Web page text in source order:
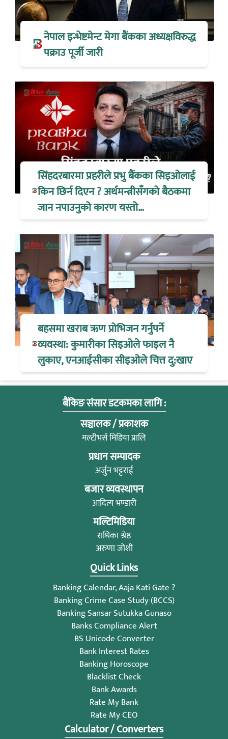
नेपाल इन्भेष्टमेन्ट मेगा बैंकका अध्यक्षविरुद्ध
पक्राउ पूर्जी जारी
सिंहदरबारमा प्रहरीले प्रभु बैंकका सिइओलाई
किन छिर्न दिएन ? अर्थमन्त्रीसँगको बैठकमा
जान नपाउनुको कारण यस्तो…
बहसमा खराब ऋण प्रोभिजन गर्नुपर्ने
व्यवस्था: कुमारीका सिइओले फाइल नै
लुकाए, एनआईसीका सीइओले चित्त दु:खाए
बैंकिङ संसार डटकमका लागि :
सञ्चालक / प्रकाशक
मल्टीभर्स मिडिया प्रालि
प्रधान सम्पादक
अर्जुन भट्टराई
बजार व्यवस्थापन
आदित्य भण्डारी
मल्टिमिडिया
राधिका श्रेष्ठ
अरुणा जोशी
Quick Links
Banking Calendar, Aaja Kati Gate ?
Banking Crime Case Study (BCCS)
Banking Sansar Sutukka Gunaso
Banks Compliance Alert
BS Unicode Converter
Bank Interest Rates
Banking Horoscope
Blacklist Check
Bank Awards
Rate My Bank
Rate My CEO
Calculator / Converters